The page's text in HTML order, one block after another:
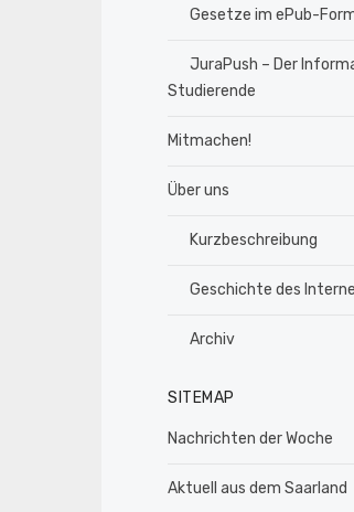
Gesetze im ePub-
JuraPush – Der
Studierende
Mitmachen!
Über uns
Kurzbeschreibung
Geschichte des
Archiv
SITEMAP
Nachrichten der Woche
Aktuell aus dem Saarland